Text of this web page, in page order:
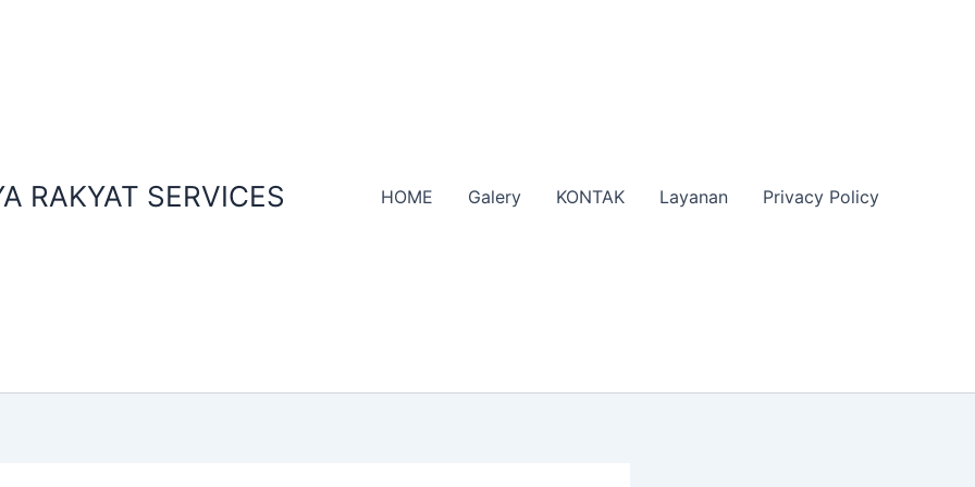
RAKYAT SERVICES HOME Galery KONTAK Layanan Privacy Policy